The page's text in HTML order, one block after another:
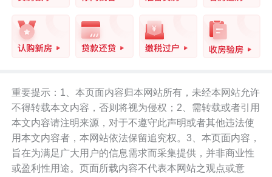
重要提示：1、本页面内容归本网站所有，未经本网站允许
不得转载本文内容，否则将视为侵权；2、需转载或者引用
本文内容请注明来源，对于不遵守此声明或者其他违法使
用本文内容者，本网站依法保留追究权。3、本页面内容，
旨在为满足广大用户的信息需求而采集提供，并非商业性
或盈利性用途。页面所载内容不代表本网站之观点或意